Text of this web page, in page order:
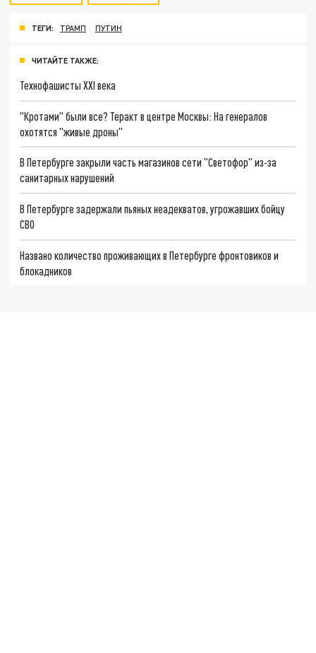
ТЕГИ: ТРАМП ПУТИН
ЧИТАЙТЕ ТАКЖЕ:
Технофашисты XXI века
"Кротами" были все? Теракт в центре Москвы: На генералов
охотятся "живые дроны"
В Петербурге закрыли часть магазинов сети "Светофор" из-за
санитарных нарушений
В Петербурге задержали пьяных неадекватов, угрожавших бойцу
СВО
Названо количество проживающих в Петербурге фронтовиков и
блокадников